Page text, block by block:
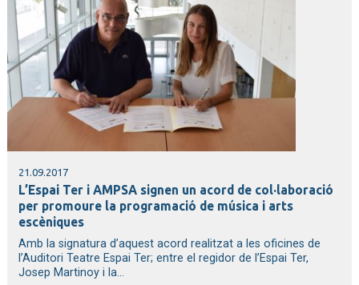
21.09.2017
L’Espai Ter i AMPSA signen un acord de col·laboració
per promoure la programació de música i arts
escèniques
Amb la signatura d’aquest acord realitzat a les oficines de
l’Auditori Teatre Espai Ter; entre el regidor de l’Espai Ter,
Josep Martinoy i la...